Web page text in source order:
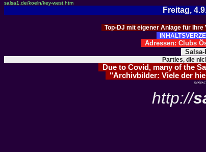
salsa1.de/koeln/key-west.htm
Freitag,
Top-DJ mit eigener Anlage für
Adressen: Clubs
Parties, die
Due to Covid, many of the
"Archivbilder: Viele der
http://